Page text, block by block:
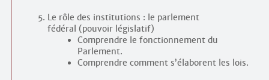
Le rôle des institutions : le parlement
fédéral (pouvoir législatif)
Comprendre le fonctionnement du
Parlement.
Comprendre comment s’élaborent les lois.